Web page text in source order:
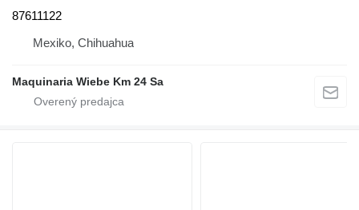
87611122
Mexiko, Chihuahua
Maquinaria Wiebe Km 24 Sa